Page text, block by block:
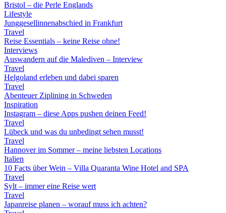
Bristol – die Perle Englands
Lifestyle
Junggesellinnenabschied in Frankfurt
Travel
Reise Essentials – keine Reise ohne!
Interviews
Auswandern auf die Malediven – Interview
Travel
Helgoland erleben und dabei sparen
Travel
Abenteuer Ziplining in Schweden
Inspiration
Instagram – diese Apps pushen deinen Feed!
Travel
Lübeck und was du unbedingt sehen musst!
Travel
Hannover im Sommer – meine liebsten Locations
Italien
10 Facts über Wein – Villa Quaranta Wine Hotel and SPA
Travel
Sylt – immer eine Reise wert
Travel
Japanreise planen – worauf muss ich achten?